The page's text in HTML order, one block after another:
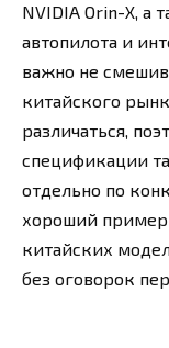
NVIDIA Orin-X, а
автопилота и
важно не
китайского
различаться,
спецификации
отдельно по
хороший пример
китайских
без оговорок